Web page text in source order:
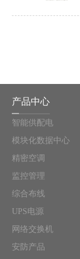
产品中心
智能供配电
模块化数据中心
精密空调
监控管理
综合布线
UPS电源
网络交换机
安防产品